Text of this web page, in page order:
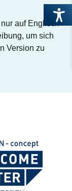
auf Englisch
um sich
Version zu